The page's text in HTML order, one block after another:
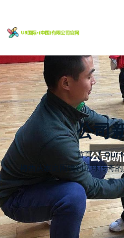
公司
首页 Our
梅西从家庭困境到足球传奇
事